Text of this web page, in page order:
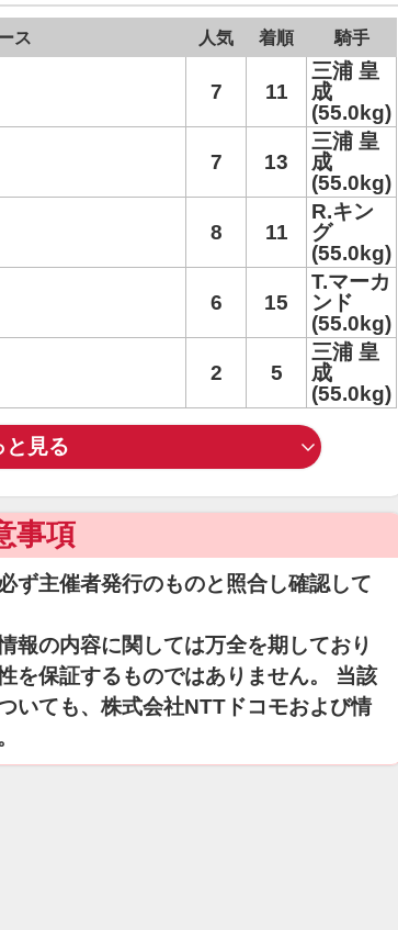
ス 人気 着順 騎手
7 11
三浦 皇
成
(55.0kg)
7 13
三浦 皇
成
(55.0kg)
8 11
R.キン
グ
(55.0kg)
6 15
T.マーカ
ンド
(55.0kg)
2 5
三浦 皇
成
(55.0kg)
と見る
事項
ず主催者発行のものと照合し確認して
報の内容に関しては万全を期しており
を保証するものではありません。 当該
いても、株式会社NTTドコモおよび情